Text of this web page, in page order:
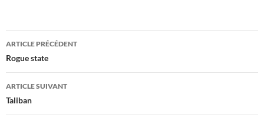
Navigation
des
articles
ARTICLE PRÉCÉDENT
Rogue state
ARTICLE SUIVANT
Taliban